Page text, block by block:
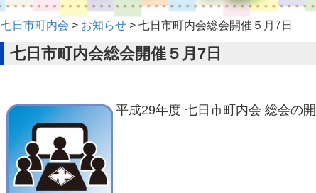
七日市町内会 > お知らせ > 七日市町内会総会開催５月7日
七日市町内会総会開催５月7日
平成29年度 七日市町内会 総会の